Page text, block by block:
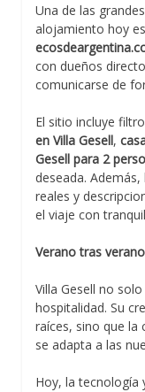
Una de las
alojamiento hoy
con dueños
comunicarse de
El sitio incluye
en Villa Gesell,
Gesell para 2
deseada.
reales y
el viaje con
Verano tras
Villa Gesell no
hospitalidad. Su
raíces, sino que la
se adapta a las
Hoy, la tecnología